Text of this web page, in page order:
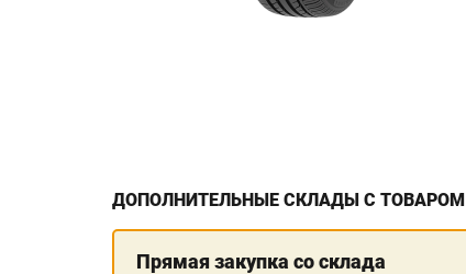
ДОПОЛНИТЕЛЬНЫЕ СКЛАДЫ С ТОВАРОМ
Прямая закупка со склада